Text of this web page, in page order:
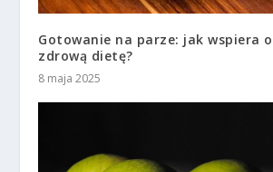
Gotowanie na parze: jak wspiera
zdrową dietę?
8 maja 2025